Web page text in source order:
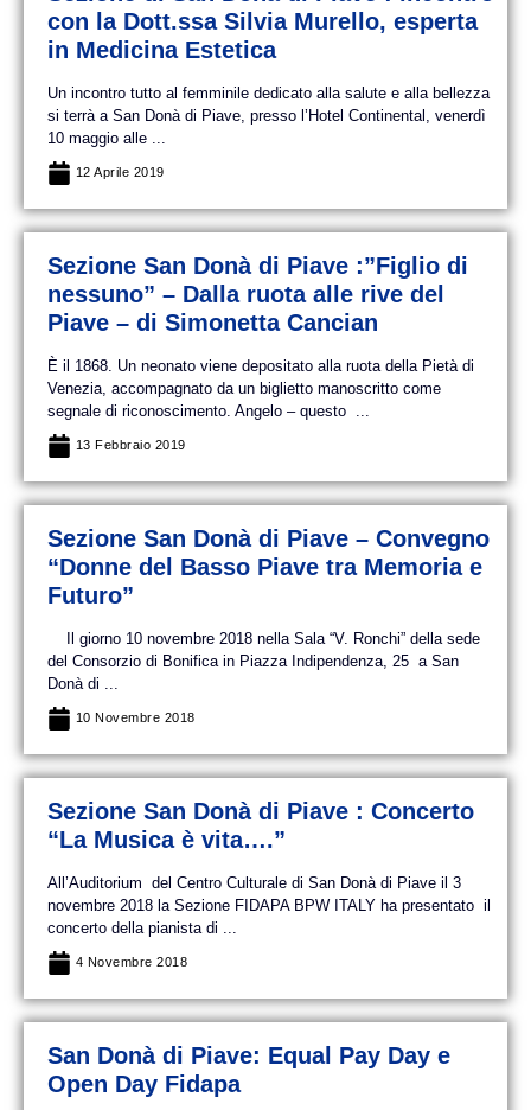
con la Dott.ssa Silvia Murello, esperta
in Medicina Estetica
Un incontro tutto al femminile dedicato alla salute e alla bellezza
si terrà a San Donà di Piave, presso l’Hotel Continental, venerdì
10 maggio alle ...
12 Aprile 2019
Sezione San Donà di Piave :”Figlio di
nessuno” – Dalla ruota alle rive del
Piave – di Simonetta Cancian
È il 1868. Un neonato viene depositato alla ruota della Pietà di
Venezia, accompagnato da un biglietto manoscritto come
segnale di riconoscimento. Angelo – questo ...
13 Febbraio 2019
Sezione San Donà di Piave – Convegno
“Donne del Basso Piave tra Memoria e
Futuro”
Il giorno 10 novembre 2018 nella Sala “V. Ronchi” della sede
del Consorzio di Bonifica in Piazza Indipendenza, 25 a San
Donà di ...
10 Novembre 2018
Sezione San Donà di Piave : Concerto
“La Musica è vita….”
All’Auditorium del Centro Culturale di San Donà di Piave il 3
novembre 2018 la Sezione FIDAPA BPW ITALY ha presentato il
concerto della pianista di ...
4 Novembre 2018
San Donà di Piave: Equal Pay Day e
Open Day Fidapa